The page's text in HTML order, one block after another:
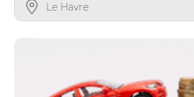
Le Havre